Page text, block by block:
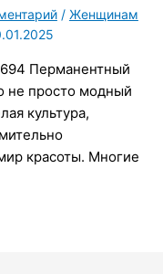
/ Женщинам
Перманентный
не просто модный
культура,
красоты. Многие